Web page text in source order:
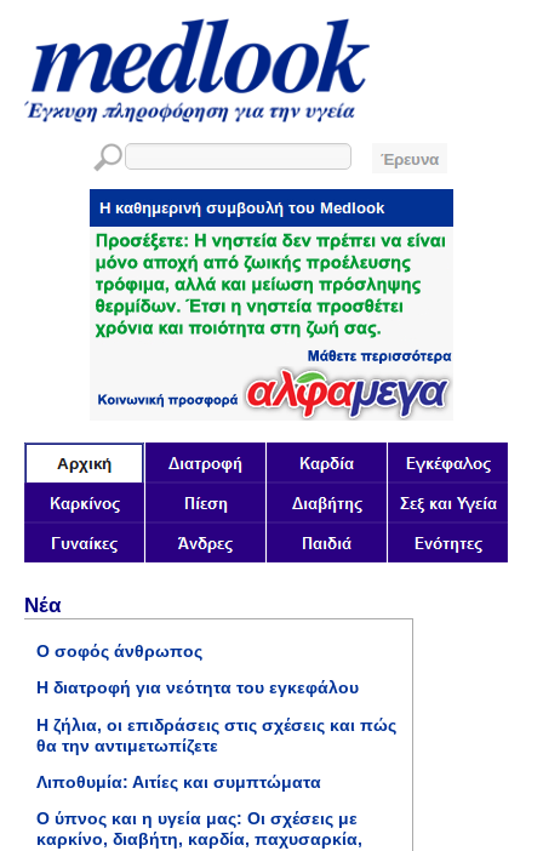
Νέα
Ο σοφός άνθρωπος
Η διατροφή για νεότητα του εγκεφάλου
Η ζήλια, οι επιδράσεις στις σχέσεις και πώς
θα την αντιμετωπίζετε
Λιποθυμία: Αιτίες και συμπτώματα
Ο ύπνος και η υγεία μας: Οι σχέσεις με
καρκίνο, διαβήτη, καρδία, παχυσαρκία,